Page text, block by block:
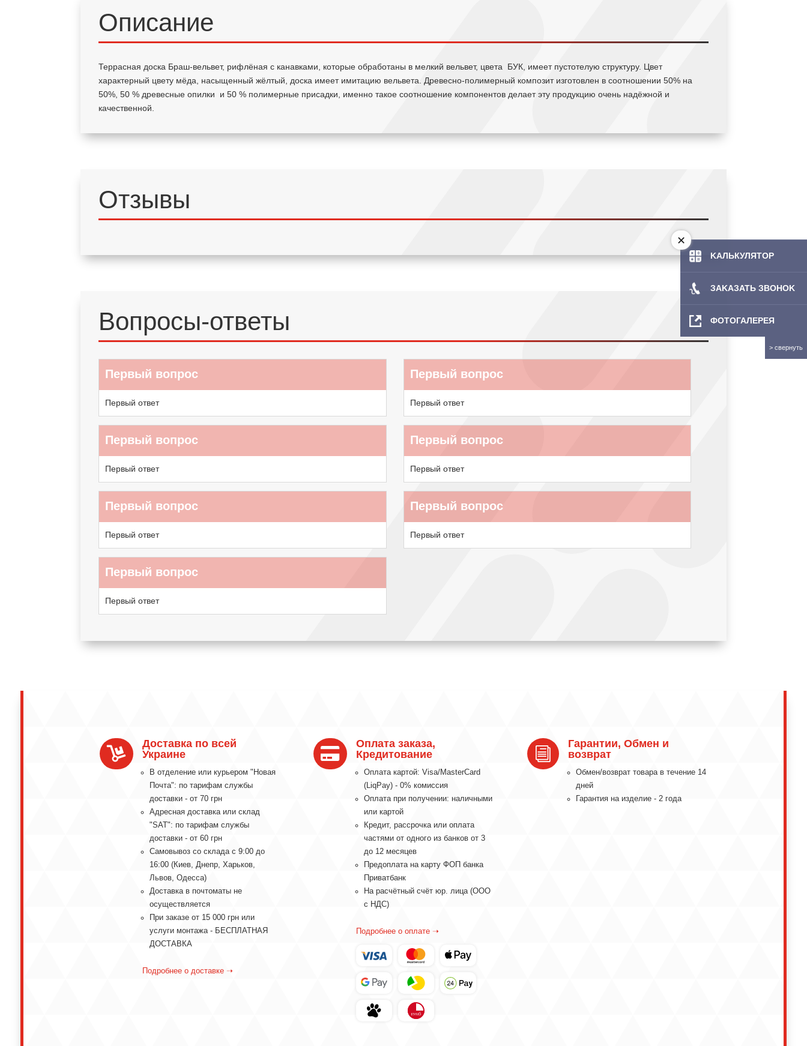
Описание
Террасная доска Браш-вельвет, рифлёная с канавками, которые обработаны в мелкий вельвет, цвета БУК, имеет пустотелую структуру. Цвет
характерный цвету мёда, насыщенный жёлтый, доска имеет имитацию вельвета. Древесно-полимерный композит изготовлен в соотношении 50% на
50%, 50 % древесные опилки и 50 % полимерные присадки, именно такое соотношение компонентов делает эту продукцию очень надёжной и
качественной.
Отзывы
Вопросы-ответы
Первый вопрос
Первый ответ
Первый вопрос
Первый ответ
Первый вопрос
Первый ответ
Первый вопрос
Первый ответ
Первый вопрос
Первый ответ
Первый вопрос
Первый ответ
Первый вопрос
Первый ответ

Доставка по всей
Украине
В отделение или курьером "Новая
Почта": по тарифам службы
доставки - от 70 грн
Адресная доставка или склад
"SAT": по тарифам службы
доставки - от 60 грн
Самовывоз со склада с 9:00 до
16:00 (Киев, Днепр, Харьков,
Львов, Одесса)
Доставка в почтоматы не
осуществляется
При заказе от 15 000 грн или
услуги монтажа - БЕСПЛАТНАЯ
ДОСТАВКА
Подробнее о доставке ➝

Оплата заказа,
Кредитование
Оплата картой: Visa/MasterCard
(LiqPay) - 0% комиссия
Оплата при получении: наличными
или картой
Кредит, рассрочка или оплата
частями от одного из банков от 3
до 12 месяцев
Предоплата на карту ФОП банка
Приватбанк
На расчётный счёт юр. лица (ООО
с НДС)
Подробнее о оплате ➝
i
Гарантии, Обмен и
возврат
Обмeн/вoзвpaт тoвapa в тeчeниe 14
днeй
Гарантия на изделие - 2 года
KAЛЬКУЛЯТOP
ЗAKAЗATЬ ЗBOHOK
ФОТОГАЛЕРЕЯ